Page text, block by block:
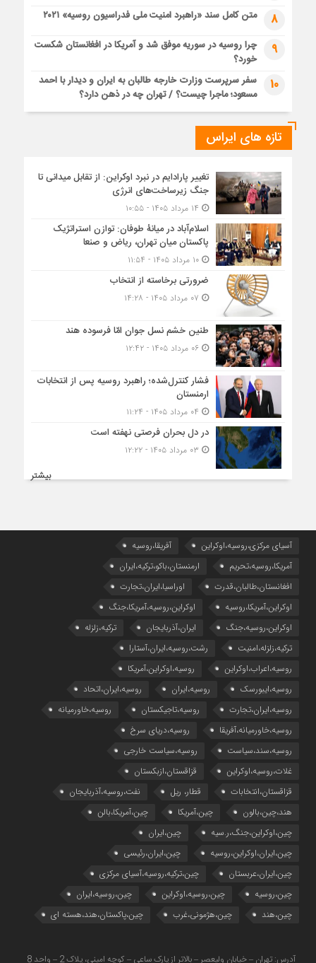
8 متن کامل سند «راهبرد امنیت ملی فدراسیون روسیه» ۲۰۲۱
9
چرا روسیه در سوریه موفق شد و آمریکا در افغانستان شکست
خورد؟
10
سفر سرپرست وزارت خارجه طالبان به ایران و دیدار با احمد
مسعود؛ ماجرا چیست؟ / تهران چه در ذهن دارد؟
تازه های ایراس
تغییر پارادایم در نبرد اوکراین: از تقابل میدانی تا
جنگ زیرساخت‌های انرژی
اسلام‌آباد در میانۀ طوفان: توازن استراتژیک
پاکستان میان تهران، ریاض و صنعا
۱۰ مرداد ۱۴۰۵ - ۱۱:۵۴
ضرورتی برخاسته از انتخاب
طنین خشم نسل جوان امّا فرسوده هند
۰۶ مرداد ۱۴۰۵ - ۱۲:۴۲
فشار کنترل‌شده؛ راهبرد روسیه پس از انتخابات
ارمنستان
در دل بحران فرصتی نهفته است
بیشتر
آسیای مرکزی،روسیه،اوکراین
آفریقا،روسیه
آمریکا،روسیه،تحریم
ارمنستان،باکو،ترکیه،ایران
افغانستان،طالبان،قدرت
اوراسیا،ایران،تجارت
اوکراین،آمریکا،روسیه
اوکراین،روسیه،آمریکا،جنگ
اوکراین،روسیه،جنگ
ایران،آذربایجان
ترکیه،زلزله
ترکیه،زلزله،امنیت
رشت،روسیه،ایران،آستارا
روسیه،اعراب،اوکراین
روسیه،اوکراین،آمریکا
روسیه،ایبورسک
روسیه،ایران
روسیه،ایران،اتحاد
روسیه،ایران،تجارت
روسیه،تاجیکستان
روسیه،خاورمیانه
روسیه،خاورمیانه،آفریقا
روسیه،دریای سرخ
روسیه،سند،سیاست
روسیه،سیاست خارجی
غلات،روسیه،اوکراین
قزاقستان،ازبکستان
قزاقستان،انتخابات
قطار، ریل
نفت،روسیه،آذربایجان
هند،چین،بالون
چین،آمریکا
چین،آمریکا،بالن
چین،اوکراین،جنگ،ر.سیه
چین،ایران
چین،ایران،اوکراین،روسیه
چین،ایران،رئیسی
چین،ایران،عربستان
چین،ترکیه،روسیه،آسیای مرکزی
چین،روسیه
چین،روسیه،اوکراین
چین،روسیه،ایران
چین،هند
چین،هژمونی،غرب چین،پاکستان،هند،هسته ای